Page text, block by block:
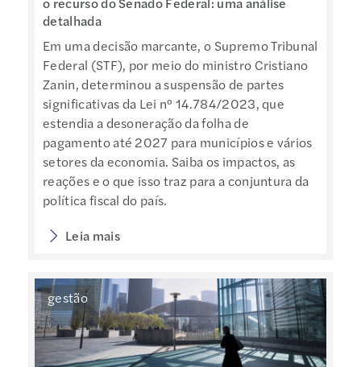
detalhada
Em uma decisão marcante, o Supremo Tribunal
Federal (STF), por meio do ministro Cristiano
Zanin, determinou a suspensão de partes
significativas da Lei nº 14.784/2023, que
estendia a desoneração da folha de
pagamento até 2027 para municípios e vários
setores da economia. Saiba os impactos, as
reações e o que isso traz para a conjuntura da
política fiscal do país.
Leia mais
gestão